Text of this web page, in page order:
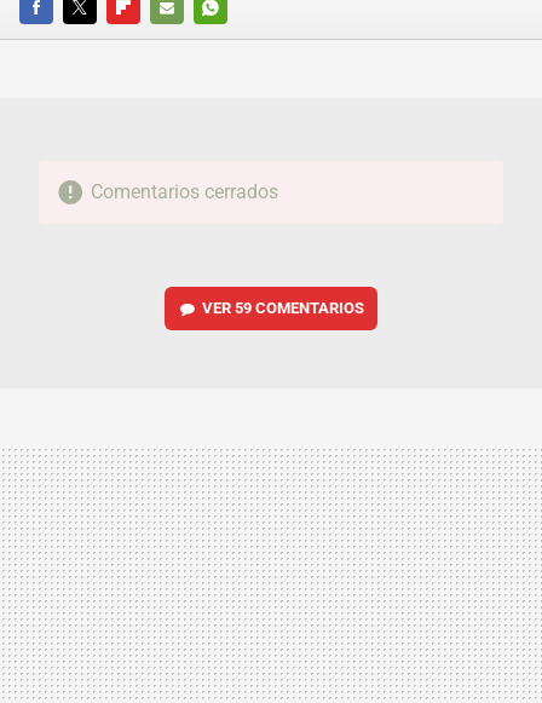
FACEBOOKTWITTERFLIPBOARD
E-
WHATSAPP
Comentarios cerrados
VER 59 COMENTARIOS